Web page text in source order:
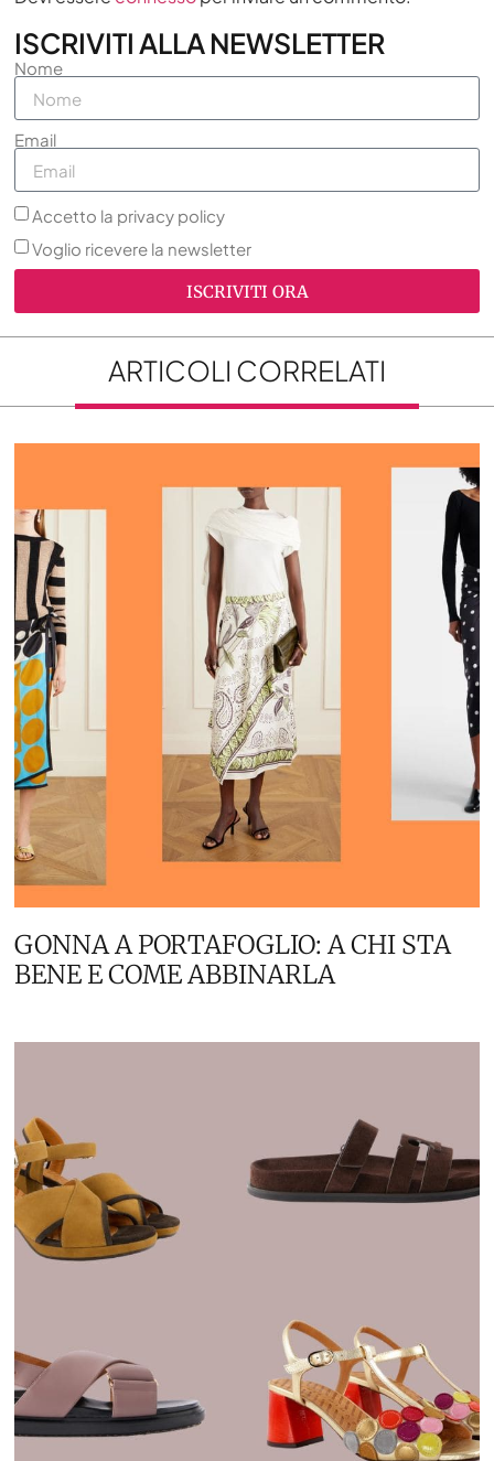
ISCRIVITI ALLA NEWSLETTER
Nome
Email
Accetto la privacy policy
Voglio ricevere la newsletter
ISCRIVITI ORA
ARTICOLI CORRELATI
GONNA A PORTAFOGLIO: A CHI STA
BENE E COME ABBINARLA